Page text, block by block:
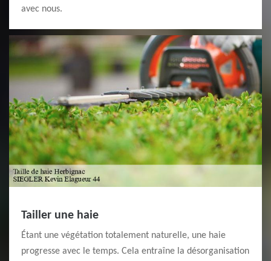
avec nous.
Tailler une haie
Étant une végétation totalement naturelle, une haie
progresse avec le temps. Cela entraîne la désorganisation